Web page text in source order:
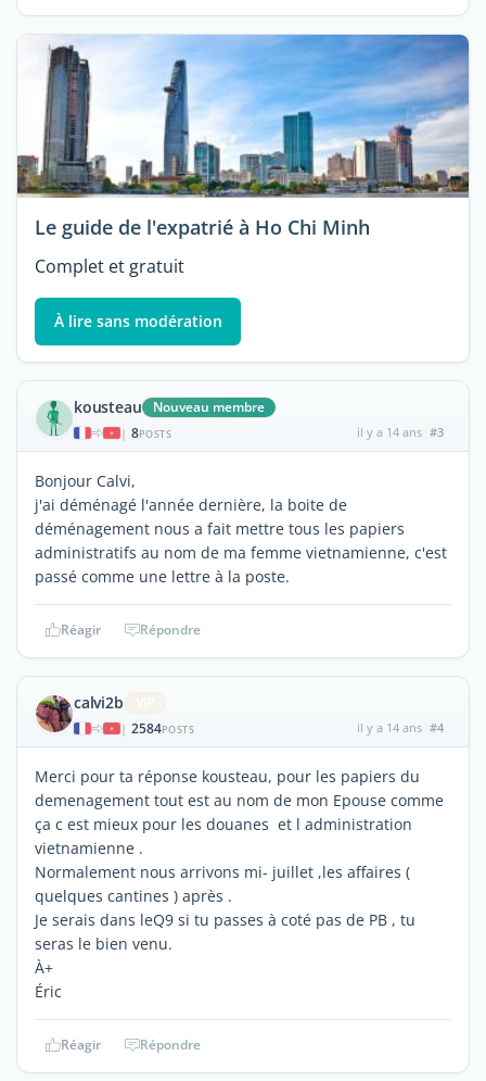
Le guide de l'expatrié à Ho Chi Minh
Complet et gratuit
À lire sans modération
kousteau Nouveau membre
| 8POSTS il y a 14 ans #3
Bonjour Calvi,
j'ai déménagé l'année dernière, la boite de
déménagement nous a fait mettre tous les papiers
administratifs au nom de ma femme vietnamienne, c'est
passé comme une lettre à la poste.
Réagir Répondre
calvi2b
| 2584POSTS il y a 14 ans #4
Merci pour ta réponse kousteau, pour les papiers du
demenagement tout est au nom de mon Epouse comme
ça c est mieux pour les douanes et l administration
vietnamienne .
Normalement nous arrivons mi- juillet ,les affaires (
quelques cantines ) après .
Je serais dans leQ9 si tu passes à coté pas de PB , tu
seras le bien venu.
À+
Éric
Réagir Répondre